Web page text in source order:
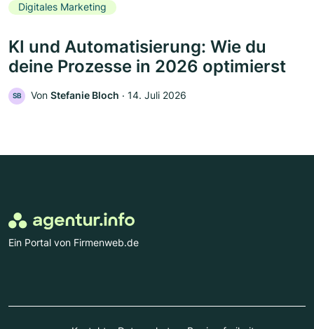
Digitales Marketing
KI und Automatisierung: Wie du
deine Prozesse in 2026 optimierst
SB Von Stefanie Bloch ‧ 14. Juli 2026
Ein Portal von Firmenweb.de